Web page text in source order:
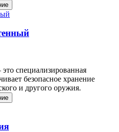
специализированная
безопасное хранение
и другого оружия.